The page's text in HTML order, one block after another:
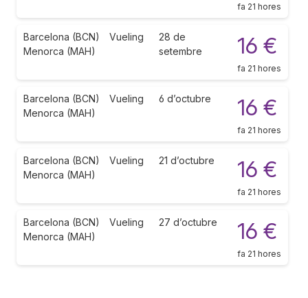
fa 21 hores
Barcelona (BCN)
Menorca (MAH)
Vueling
28 de
setembre
16 €
fa 21 hores
Barcelona (BCN)
Menorca (MAH)
Vueling 6 d’octubre 16 €
fa 21 hores
Barcelona (BCN)
Menorca (MAH)
Vueling 21 d’octubre 16 €
fa 21 hores
Barcelona (BCN)
Menorca (MAH)
Vueling 27 d’octubre 16 €
fa 21 hores